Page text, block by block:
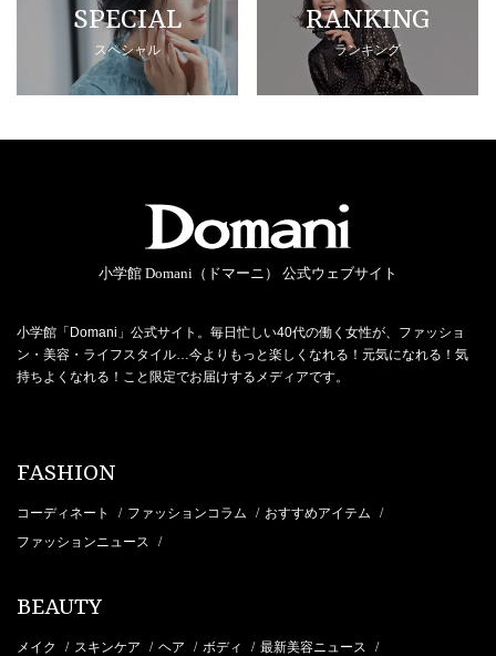
SPECIAL
スペシャル
RANKING
ランキング
小学館 Domani（ドマーニ） 公式ウェブサイト
小学館「Domani」公式サイト。毎日忙しい40代の働く女性が、ファッショ
ン・美容・ライフスタイル…今よりもっと楽しくなれる！元気になれる！気
持ちよくなれる！こと限定でお届けするメディアです。
FASHION
コーディネート / ファッションコラム / おすすめアイテム /
ファッションニュース /
BEAUTY
メイク / スキンケア / ヘア / ボディ / 最新美容ニュース /